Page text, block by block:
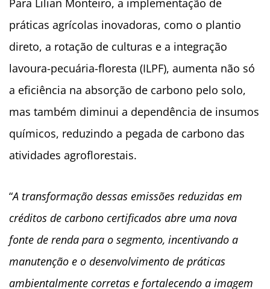
Para Lilian Monteiro, a implementação de
práticas agrícolas inovadoras, como o plantio
direto, a rotação de culturas e a integração
lavoura-pecuária-floresta (ILPF), aumenta não só
a eficiência na absorção de carbono pelo solo,
mas também diminui a dependência de insumos
químicos, reduzindo a pegada de carbono das
atividades agroflorestais.
“A transformação dessas emissões reduzidas em
créditos de carbono certificados abre uma nova
fonte de renda para o segmento, incentivando a
manutenção e o desenvolvimento de práticas
ambientalmente corretas e fortalecendo a imagem